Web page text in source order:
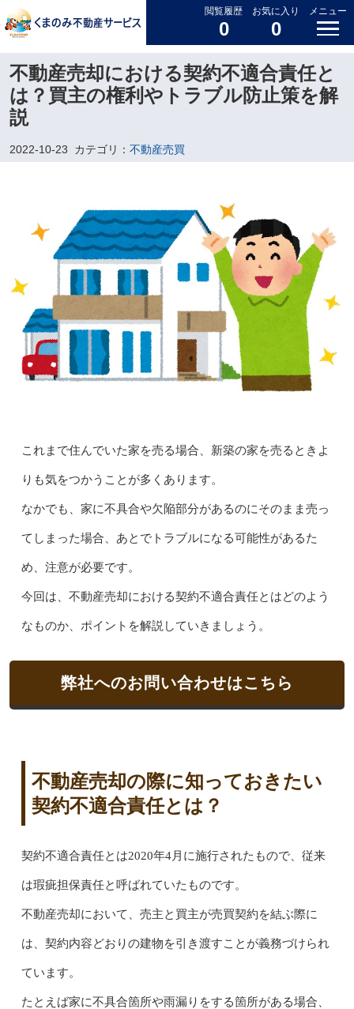
閲覧履歴
0
お気に入り
0
メニュー
不動産売却における契約不適合責任と
は？買主の権利やトラブル防止策を解
説
2022-10-23 カテゴリ： 不動産売買
これまで住んでいた家を売る場合、新築の家を売るときよ
りも気をつかうことが多くあります。
なかでも、家に不具合や欠陥部分があるのにそのまま売っ
てしまった場合、あとでトラブルになる可能性があるた
め、注意が必要です。
今回は、不動産売却における契約不適合責任とはどのよう
なものか、ポイントを解説していきましょう。
弊社へのお問い合わせはこちら
不動産売却の際に知っておきたい
契約不適合責任とは？
契約不適合責任とは2020年4月に施行されたもので、従来
は瑕疵担保責任と呼ばれていたものです。
不動産売却において、売主と買主が売買契約を結ぶ際に
は、契約内容どおりの建物を引き渡すことが義務づけられ
ています。
たとえば家に不具合箇所や雨漏りをする箇所がある場合、